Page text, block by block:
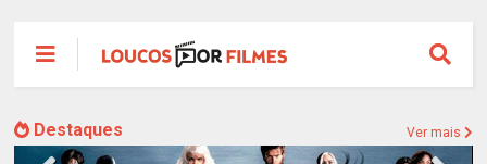
Destaques Ver mais